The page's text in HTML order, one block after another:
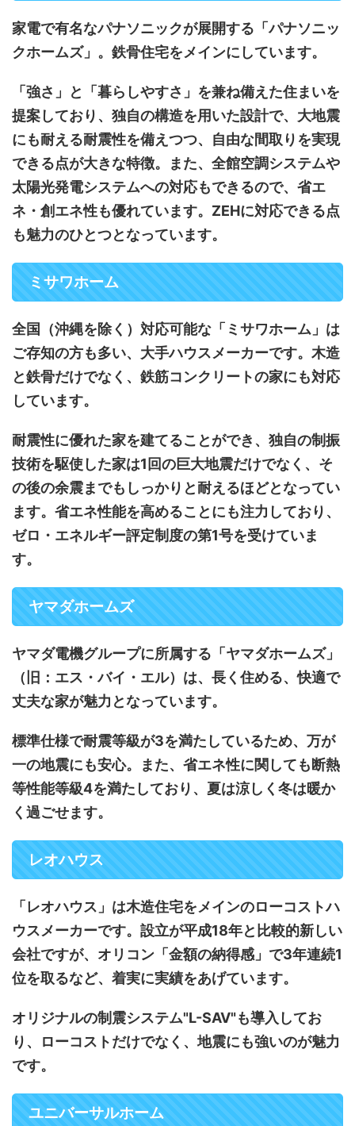
家電で有名なパナソニックが展開する「パナソニッ
クホームズ」。鉄骨住宅をメインにしています。
「強さ」と「暮らしやすさ」を兼ね備えた住まいを
提案しており、独自の構造を用いた設計で、大地震
にも耐える耐震性を備えつつ、自由な間取りを実現
できる点が大きな特徴。また、全館空調システムや
太陽光発電システムへの対応もできるので、省エ
ネ・創エネ性も優れています。ZEHに対応できる点
も魅力のひとつとなっています。
ミサワホーム
全国（沖縄を除く）対応可能な「ミサワホーム」は
ご存知の方も多い、大手ハウスメーカーです。木造
と鉄骨だけでなく、鉄筋コンクリートの家にも対応
しています。
耐震性に優れた家を建てることができ、独自の制振
技術を駆使した家は1回の巨大地震だけでなく、そ
の後の余震までもしっかりと耐えるほどとなってい
ます。省エネ性能を高めることにも注力しており、
ゼロ・エネルギー評定制度の第1号を受けていま
す。
ヤマダホームズ
ヤマダ電機グループに所属する「ヤマダホームズ」
（旧：エス・バイ・エル）は、長く住める、快適で
丈夫な家が魅力となっています。
標準仕様で耐震等級が3を満たしているため、万が
一の地震にも安心。また、省エネ性に関しても断熱
等性能等級4を満たしており、夏は涼しく冬は暖か
く過ごせます。
レオハウス
「レオハウス」は木造住宅をメインのローコストハ
ウスメーカーです。設立が平成18年と比較的新しい
会社ですが、オリコン「金額の納得感」で3年連続1
位を取るなど、着実に実績をあげています。
オリジナルの制震システム"L-SAV"も導入してお
り、ローコストだけでなく、地震にも強いのが魅力
です。
ユニバーサルホーム